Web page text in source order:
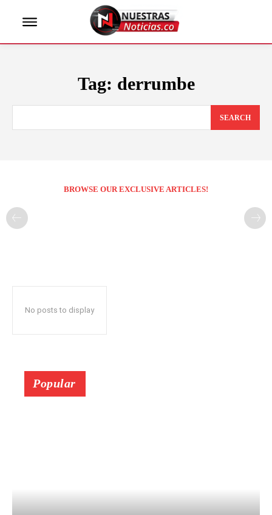
Tag: derrumbe
SEARCH
BROWSE OUR EXCLUSIVE ARTICLES!
No posts to display
Popular